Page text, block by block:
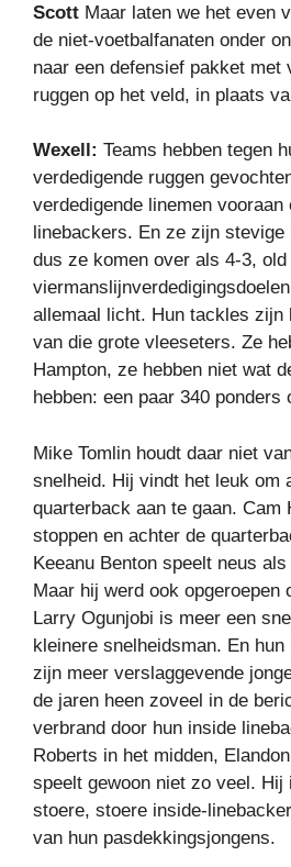
Scott Maar laten we het even
de niet-voetbalfanaten onder
naar een defensief pakket met
ruggen op het veld, in plaats
Wexell: Teams hebben tegen
verdedigende ruggen
verdedigende linemen vooraan
linebackers. En ze zijn
dus ze komen over als 4-3, old
allemaal licht. Hun tackles zijn
van die grote vleeseters. Ze
Hampton, ze hebben niet wat
hebben: een paar 340 ponders
Mike Tomlin houdt daar niet
snelheid. Hij vindt het leuk om
quarterback aan te gaan. Cam
stoppen en achter de
Keeanu Benton speelt neus
Maar hij werd ook opgeroepen
Larry Ogunjobi is meer een
kleinere snelheidsman. En
zijn meer verslaggevende
de jaren heen zoveel in de
verbrand door hun inside
Roberts in het midden,
speelt gewoon niet zo veel. Hij
stoere, stoere inside-
van hun pasdekkingsjongens.